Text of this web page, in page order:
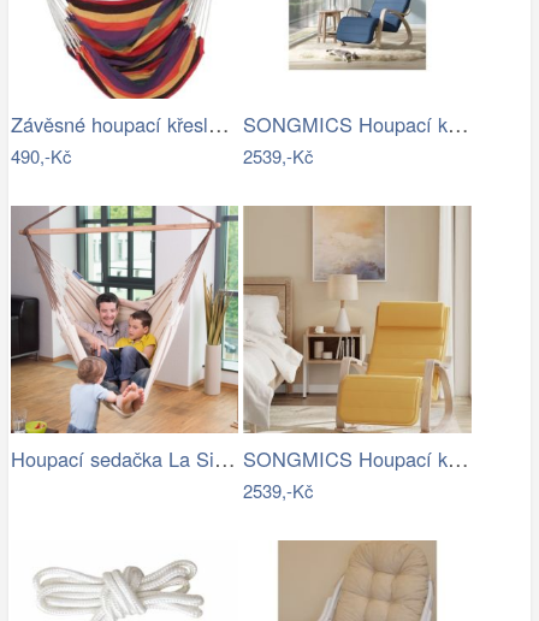
Závěsné houpací křeslo Cozyz pásek…
490,-Kč
SONGMICS Houpací křeslo polstrované…
2539,-Kč
Houpací sedačka La Siesta Habana… SONGMICS Houpací křeslo polstrované…
2539,-Kč